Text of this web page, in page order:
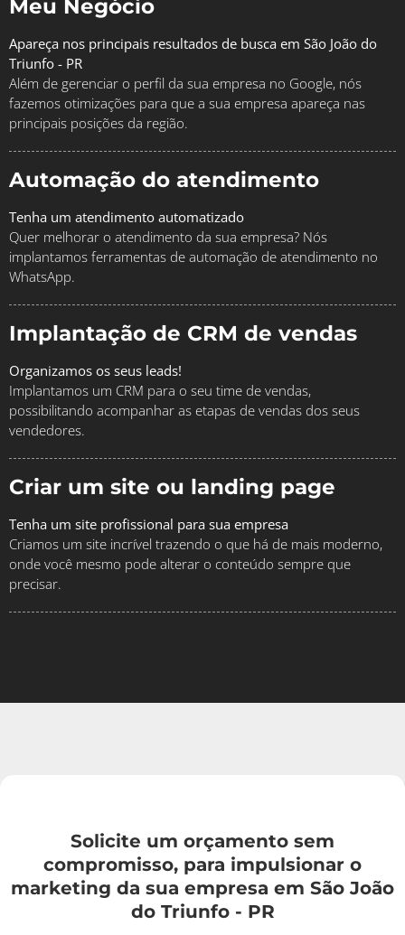
Meu Negócio
Apareça nos principais resultados de busca em São João do
Triunfo - PR
Além de gerenciar o perfil da sua empresa no Google, nós
fazemos otimizações para que a sua empresa apareça nas
principais posições da região.
Automação do atendimento
Tenha um atendimento automatizado
Quer melhorar o atendimento da sua empresa? Nós
implantamos ferramentas de automação de atendimento no
WhatsApp.
Implantação de CRM de vendas
Organizamos os seus leads!
Implantamos um CRM para o seu time de vendas,
possibilitando acompanhar as etapas de vendas dos seus
vendedores.
Criar um site ou landing page
Tenha um site profissional para sua empresa
Criamos um site incrível trazendo o que há de mais moderno,
onde você mesmo pode alterar o conteúdo sempre que
precisar.
Solicite um orçamento sem
compromisso, para impulsionar o
marketing da sua empresa em São João
do Triunfo - PR